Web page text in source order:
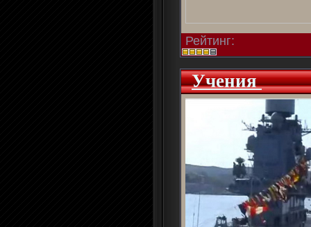
Рейтинг:
Учения